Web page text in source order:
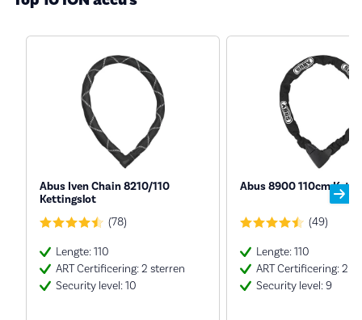
Abus Iven Chain 8210/110
Kettingslot
(78)
Lengte: 110
ART Certificering: 2 sterren
Security level: 10
Abus 8900 110cm
(49)
Lengte: 110
ART Certificering: 2
Security level: 9